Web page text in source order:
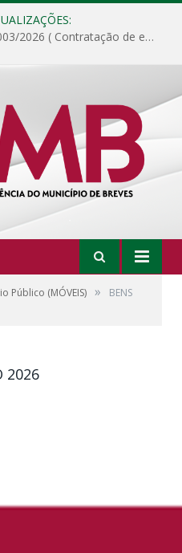
DISPENSA DE LICITAÇÃO Nº 003/2026 ( Contratação de empresa para fornecimento de gêneros alimentícios não perecíveis, materiais de expediente, descartáveis, copa e cozinha, para análise e posterior publicação.)
Público (MÓVEIS) »
BENS
2026